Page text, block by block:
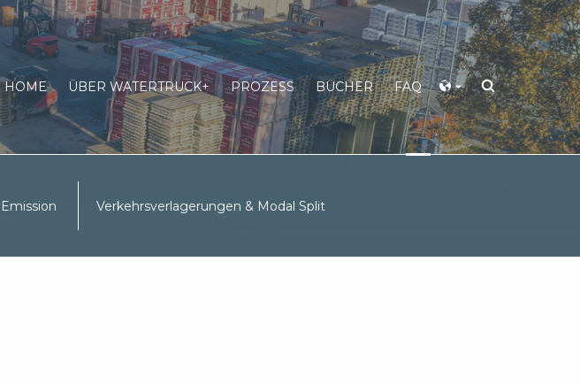
HOME ÜBER WATERTRUCK+ PROZESS BÜCHER FAQ
Emission Verkehrsverlagerungen & Modal Split